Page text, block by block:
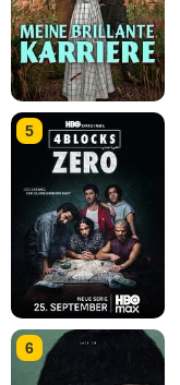
5
6